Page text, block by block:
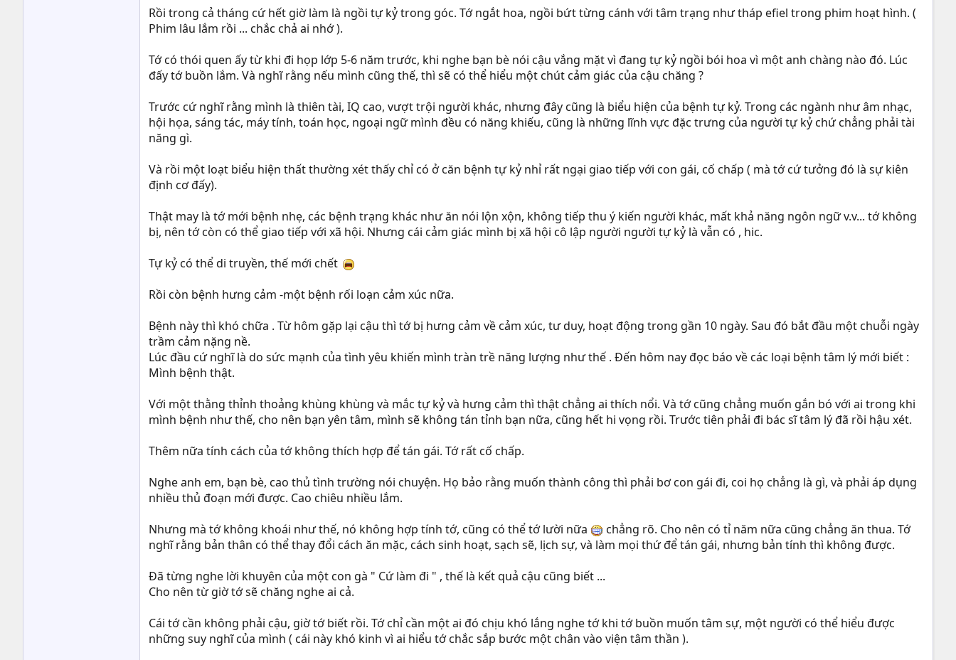
Rồi trong cả tháng cứ hết giờ làm là ngồi tự kỷ trong góc. Tớ ngắt hoa, ngồi bứt từng cánh với tâm trạng như tháp efiel trong phim hoạt hình. (
Phim lâu lắm rồi ... chắc chả ai nhớ ).
Tớ có thói quen ấy từ khi đi họp lớp 5-6 năm trước, khi nghe bạn bè nói cậu vắng mặt vì đang tự kỷ ngồi bói hoa vì một anh chàng nào đó. Lúc
đấy tớ buồn lắm. Và nghĩ rằng nếu mình cũng thế, thì sẽ có thể hiểu một chút cảm giác của cậu chăng ?
Trước cứ nghĩ rằng mình là thiên tài, IQ cao, vượt trội người khác, nhưng đây cũng là biểu hiện của bệnh tự kỷ. Trong các ngành như âm nhạc,
hội họa, sáng tác, máy tính, toán học, ngoại ngữ mình đều có năng khiếu, cũng là những lĩnh vực đặc trưng của người tự kỷ chứ chẳng phải tài
năng gì.
Và rồi một loạt biểu hiện thất thường xét thấy chỉ có ở căn bệnh tự kỷ nhỉ rất ngại giao tiếp với con gái, cố chấp ( mà tớ cứ tưởng đó là sự kiên
định cơ đấy).
Thật may là tớ mới bệnh nhẹ, các bệnh trạng khác như ăn nói lộn xộn, không tiếp thu ý kiến người khác, mất khả năng ngôn ngữ v.v... tớ không
bị, nên tớ còn có thể giao tiếp với xã hội. Nhưng cái cảm giác mình bị xã hội cô lập người người tự kỷ là vẫn có , hic.
Tự kỷ có thể di truyền, thế mới chết
Rồi còn bệnh hưng cảm -một bệnh rối loạn cảm xúc nữa.
Bệnh này thì khó chữa . Từ hôm gặp lại cậu thì tớ bị hưng cảm về cảm xúc, tư duy, hoạt động trong gần 10 ngày. Sau đó bắt đầu một chuỗi ngày
trầm cảm nặng nề.
Lúc đầu cứ nghĩ là do sức mạnh của tình yêu khiến mình tràn trề năng lượng như thế . Đến hôm nay đọc báo về các loại bệnh tâm lý mới biết :
Mình bệnh thật.
Với một thằng thỉnh thoảng khùng khùng và mắc tự kỷ và hưng cảm thì thật chẳng ai thích nổi. Và tớ cũng chẳng muốn gắn bó với ai trong khi
mình bệnh như thế, cho nên bạn yên tâm, mình sẽ không tán tỉnh bạn nữa, cũng hết hi vọng rồi. Trước tiên phải đi bác sĩ tâm lý đã rồi hậu xét.
Thêm nữa tính cách của tớ không thích hợp để tán gái. Tớ rất cố chấp.
Nghe anh em, bạn bè, cao thủ tình trường nói chuyện. Họ bảo rằng muốn thành công thì phải bơ con gái đi, coi họ chẳng là gì, và phải áp dụng
nhiều thủ đoạn mới được. Cao chiêu nhiều lắm.
Nhưng mà tớ không khoái như thế, nó không hợp tính tớ, cũng có thể tớ lười nữa
chẳng rõ. Cho nên có tỉ năm nữa cũng chẳng ăn thua. Tớ
nghĩ rằng bản thân có thể thay đổi cách ăn mặc, cách sinh hoạt, sạch sẽ, lịch sự, và làm mọi thứ để tán gái, nhưng bản tính thì không được.
Đã từng nghe lời khuyên của một con gà " Cứ làm đi " , thế là kết quả cậu cũng biết ...
Cho nên từ giờ tớ sẽ chăng nghe ai cả.
Cái tớ cần không phải cậu, giờ tớ biết rồi. Tớ chỉ cần một ai đó chịu khó lắng nghe tớ khi tớ buồn muốn tâm sự, một người có thể hiểu được
những suy nghĩ của mình ( cái này khó kinh vì ai hiểu tớ chắc sắp bước một chân vào viện tâm thần ).